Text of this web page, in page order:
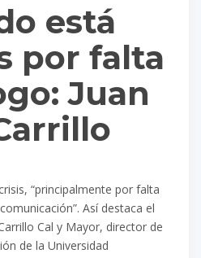
está
por falta
Juan
“principalmente por falta
Así destaca el
Cal y Mayor, director de
de la Universidad